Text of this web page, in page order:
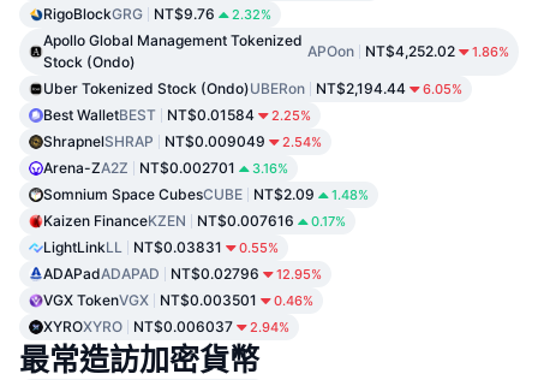
RigoBlockGRG NT$9.76 2.32%
Apollo Global Management Tokenized
Stock (Ondo)
APOon NT$4,252.02 1.86%
Uber Tokenized Stock (Ondo)UBERon NT$2,194.44 6.05%
Best WalletBEST NT$0.01584 2.25%
ShrapnelSHRAP NT$0.009049 2.54%
Arena-ZA2Z NT$0.002701 3.16%
Somnium Space CubesCUBE NT$2.09 1.48%
Kaizen FinanceKZEN NT$0.007616 0.17%
LightLinkLL NT$0.03831 0.55%
ADAPadADAPAD NT$0.02796 12.95%
VGX TokenVGX NT$0.003501 0.46%
XYROXYRO NT$0.006037 2.94%
最常造訪加密貨幣